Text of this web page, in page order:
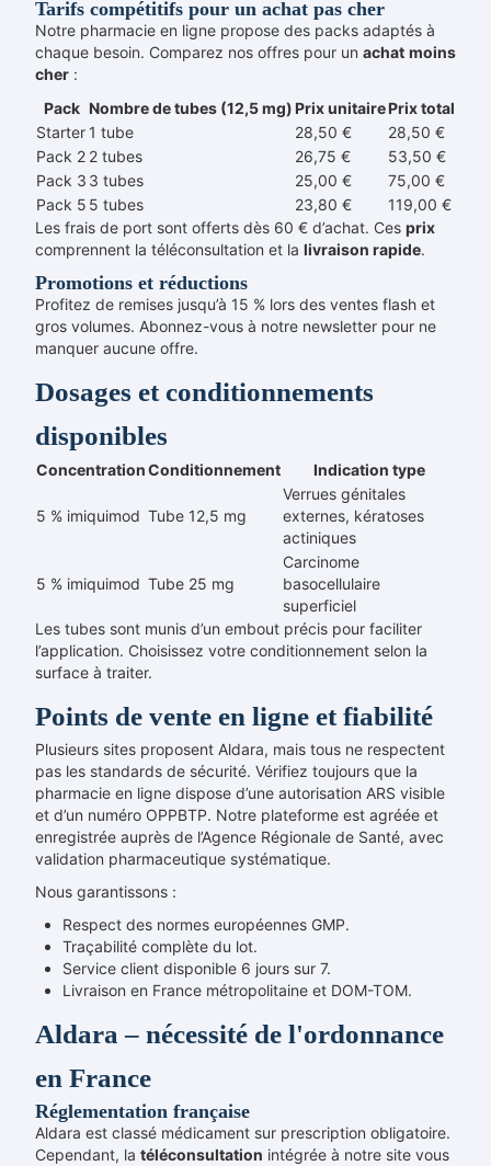
Tarifs compétitifs pour un achat pas cher
Notre pharmacie en ligne propose des packs adaptés à
chaque besoin. Comparez nos offres pour un achat moins
cher :
Pack Nombre de tubes (12,5 mg)Prix unitairePrix total
Starter 1 tube 28,50 €
28,50 €
Pack 2 2 tubes 26,75 €
53,50 €
Pack 3 3 tubes 25,00 €
75,00 €
Pack 5 5 tubes 23,80 €
119,00 €
Les frais de port sont offerts dès 60 € d’achat. Ces prix
comprennent la téléconsultation et la livraison rapide.
Promotions et réductions
Profitez de remises jusqu’à 15 % lors des ventes flash et
gros volumes. Abonnez-vous à notre newsletter pour ne
manquer aucune offre.
Dosages et conditionnements
disponibles
ConcentrationConditionnement Indication type
5 % imiquimod Tube 12,5 mg
Verrues génitales
externes, kératoses
actiniques
5 % imiquimod Tube 25 mg
Carcinome
basocellulaire
superficiel
Les tubes sont munis d’un embout précis pour faciliter
l’application. Choisissez votre conditionnement selon la
surface à traiter.
Points de vente en ligne et fiabilité
Plusieurs sites proposent Aldara, mais tous ne respectent
pas les standards de sécurité. Vérifiez toujours que la
pharmacie en ligne dispose d’une autorisation ARS visible
et d’un numéro OPPBTP. Notre plateforme est agréée et
enregistrée auprès de l’Agence Régionale de Santé, avec
validation pharmaceutique systématique.
Nous garantissons :
Respect des normes européennes GMP.
Traçabilité complète du lot.
Service client disponible 6 jours sur 7.
Livraison en France métropolitaine et DOM-TOM.
Aldara – nécessité de l'ordonnance
en France
Réglementation française
Aldara est classé médicament sur prescription obligatoire.
Cependant, la téléconsultation intégrée à notre site vous